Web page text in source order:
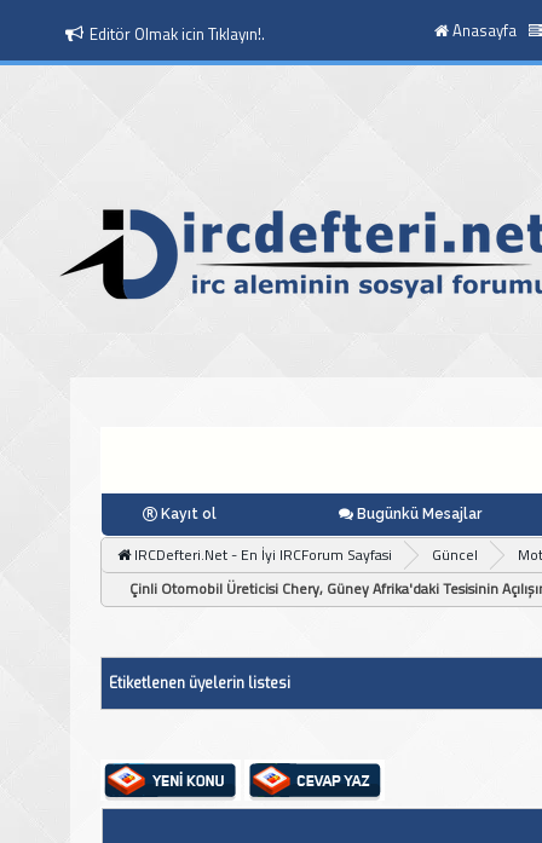
Moderatör Olmak icin Tıklayın!. Anasayfa
Kayıt ol Bugünkü Mesajlar
IRCDefteri.Net - En İyi IRCForum Sayfasi Güncel
Çinli Otomobil Üreticisi Chery, Güney Afrika'daki Tesisinin
Etiketlenen üyelerin listesi